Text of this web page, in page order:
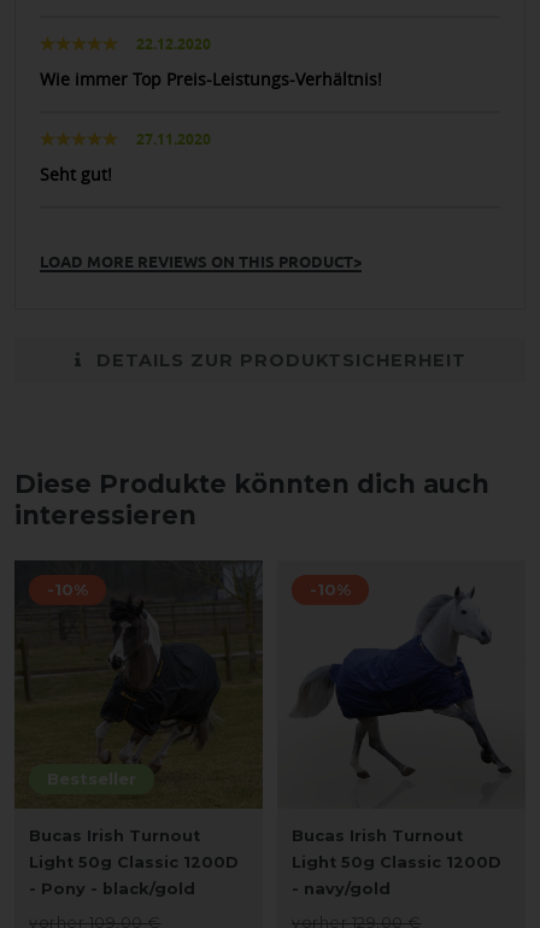
22.12.2020
Wie immer Top Preis-Leistungs-Verhältnis!
27.11.2020
Seht gut!
LOAD MORE REVIEWS ON THIS PRODUCT>
DETAILS ZUR PRODUKTSICHERHEIT
Diese Produkte könnten dich auch
interessieren
Bestseller
-10%
Bucas Irish Turnout
Light 50g Classic 1200D
- Pony - black/gold
vorher 109,00 €
-10%
Bucas Irish Turnout
Light 50g Classic 1200D
- navy/gold
vorher 129,00 €